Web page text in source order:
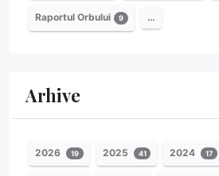
Raportul Orbului 9 …
Arhive
2026 19 2025 41 2024 17